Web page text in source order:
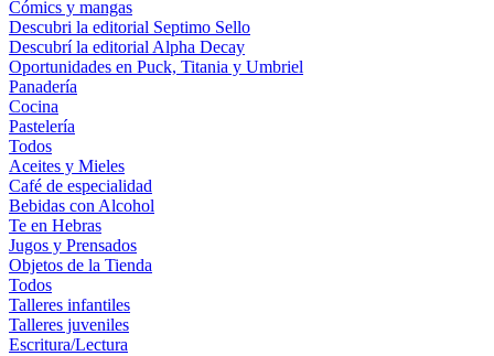
Cómics y mangas
Descubri la editorial Septimo Sello
Descubrí la editorial Alpha Decay
Oportunidades en Puck, Titania y Umbriel
Panadería
Cocina
Pastelería
Todos
Aceites y Mieles
Café de especialidad
Bebidas con Alcohol
Te en Hebras
Jugos y Prensados
Objetos de la Tienda
Todos
Talleres infantiles
Talleres juveniles
Escritura/Lectura